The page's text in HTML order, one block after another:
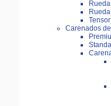
Carenados